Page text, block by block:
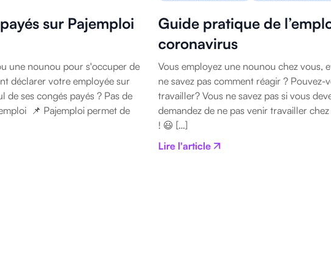
sur Pajemploi
une nounou pour s'occuper de
déclarer votre employée sur
de ses congés payés ? Pas de
📌 Pajemploi permet de
Guide pratique de
coronavirus
Vous employez une nounou chez vous,
ne savez pas comment réagir ?
travailler? Vous ne savez pas si vous
demandez de ne pas venir travailler
! 😃 […]
Lire l'article